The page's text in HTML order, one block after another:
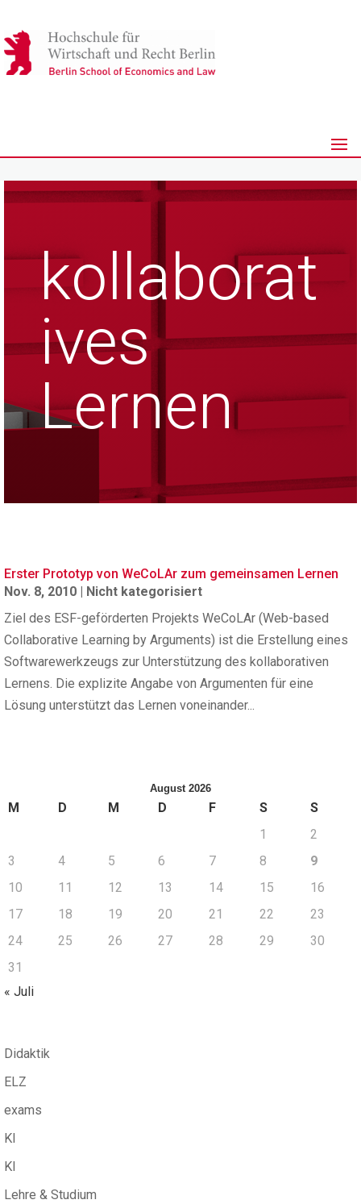
kollaborat
ives
Lernen
Erster Prototyp von WeCoLAr zum gemeinsamen Lernen
Nov. 8, 2010 | Nicht kategorisiert
Ziel des ESF-geförderten Projekts WeCoLAr (Web-based
Collaborative Learning by Arguments) ist die Erstellung eines
Softwarewerkzeugs zur Unterstützung des kollaborativen
Lernens. Die explizite Angabe von Argumenten für eine
Lösung unterstützt das Lernen voneinander...
August 2026
M D M D F S
S
1
2
3
4 5 6 7 8
9
10
11 12 13 14 15
16
17
18 19 20 21 22
23
24
25 26 27 28 29
30
31
« Juli
Didaktik
ELZ
exams
KI
KI
Lehre & Studium